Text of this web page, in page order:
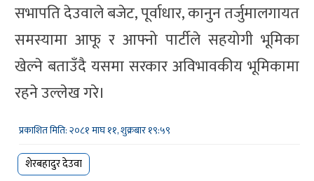
सभापति देउवाले बजेट, पूर्वाधार, कानुन तर्जुमालगायत
समस्यामा आफू र आफ्नो पार्टीले सहयोगी भूमिका
खेल्ने बताउँदै यसमा सरकार अविभावकीय भूमिकामा
रहने उल्लेख गरे।
प्रकाशित मिति: २०८१ माघ ११, शुक्रबार १९:५९
शेरबहादुर देउवा